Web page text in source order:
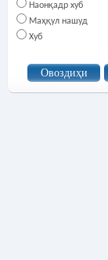
Наонқадр хуб
Маҳқул нашуд
Хуб